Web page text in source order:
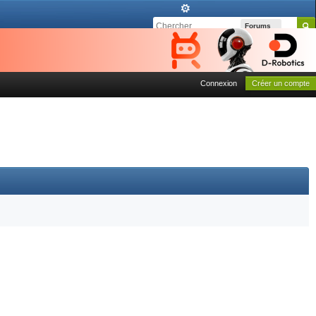
Forums
Connexion Créer un compte